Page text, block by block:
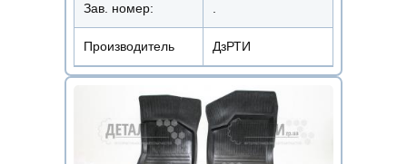
Зав. номер:
Производитель ДзРТИ